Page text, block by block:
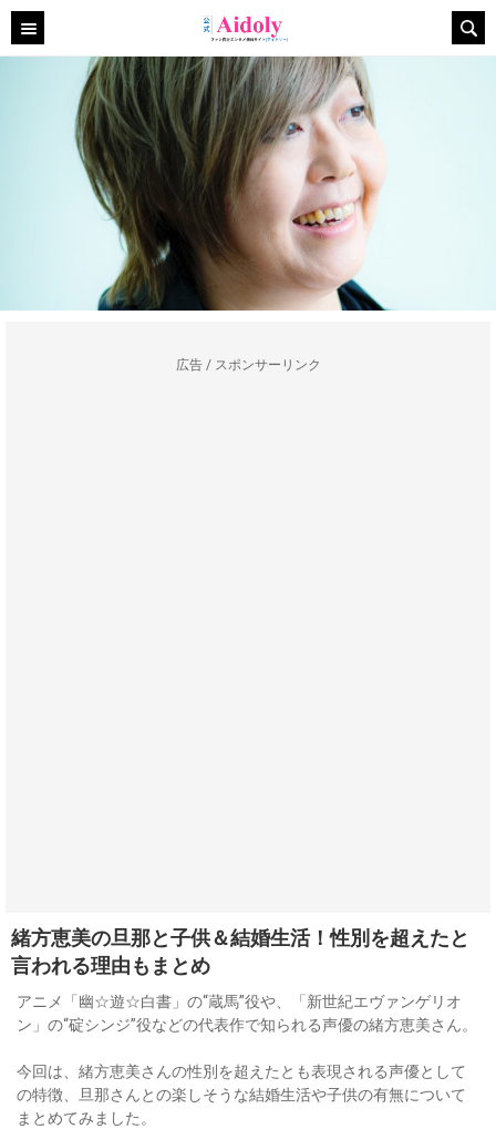
広告 / スポンサーリンク
緒方恵美の旦那と子供＆結婚生活！性別を超えたと
言われる理由もまとめ
アニメ「幽☆遊☆白書」の“蔵馬”役や、「新世紀エヴァンゲリオ
ン」の“碇シンジ”役などの代表作で知られる声優の緒方恵美さん。
今回は、緒方恵美さんの性別を超えたとも表現される声優として
の特徴、旦那さんとの楽しそうな結婚生活や子供の有無について
まとめてみました。